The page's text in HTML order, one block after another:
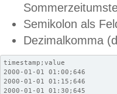
Semikolon als
Dezimalkomma
timestamp;value
2000-01-01 01:00;646
2000-01-01 01:15;646
2000-01-01 01:30;645